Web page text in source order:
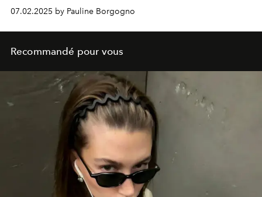
07.02.2025 by Pauline Borgogno
Recommandé pour vous